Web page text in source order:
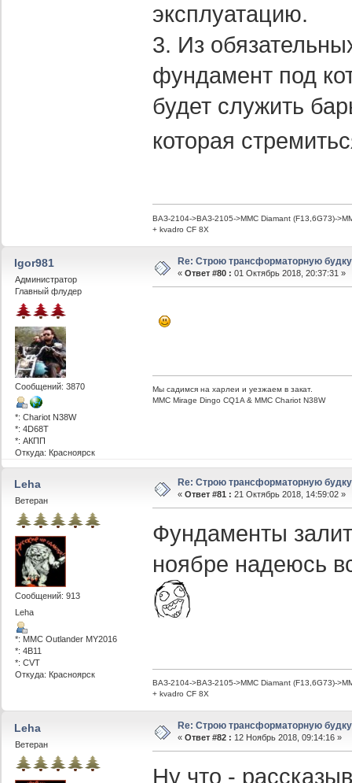
эксплуатацию.
3. Из
фундамент под
будет служить
которая
ВАЗ-2104->ВАЗ-2105->MMC Diamant (F13,6G73)-
+ kvadro CF 8X
Igor981
Администратор
Главный флудер
Сообщений: 3870
*: Chariot N38W
*: 4D68T
*: АКПП
Откуда: Красноярск
Re: Строю трансформаторную
« Ответ #80 : 01 Октябрь 2018, 20:37:31 »
Мы садимся на харлеи и уезжаем в закат.
ММС Mirage Dingo CQ1A & MMC Chariot N38W
Leha
Ветеран
Сообщений: 913
Leha
*: MMC Outlander MY2016
*: 4B11
*: CVT
Откуда: Красноярск
Re: Строю трансформаторную
« Ответ #81 : 21 Октябрь 2018, 14:59:02 »
Фундаменты
ноябре надеюсь
ВАЗ-2104->ВАЗ-2105->MMC Diamant (F13,6G73)-
+ kvadro CF 8X
Leha
Ветеран
Re: Строю трансформаторную
« Ответ #82 : 12 Ноябрь 2018, 09:14:16 »
Ну что -